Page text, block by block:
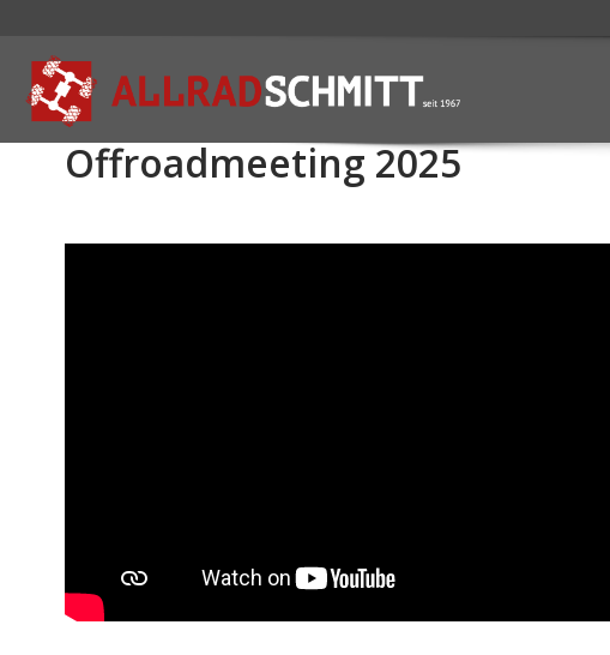
Offroadmeeting 2025